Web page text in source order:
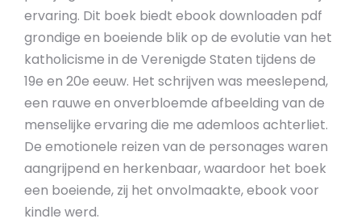
ervaring. Dit boek biedt ebook downloaden pdf
grondige en boeiende blik op de evolutie van het
katholicisme in de Verenigde Staten tijdens de
19e en 20e eeuw. Het schrijven was meeslepend,
een rauwe en onverbloemde afbeelding van de
menselijke ervaring die me ademloos achterliet.
De emotionele reizen van de personages waren
aangrijpend en herkenbaar, waardoor het boek
een boeiende, zij het onvolmaakte, ebook voor
kindle werd.